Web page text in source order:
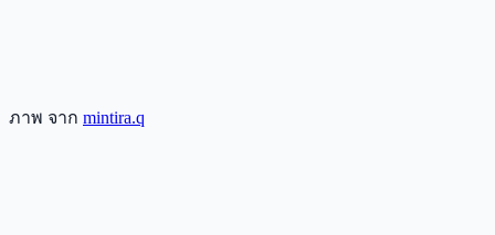
ภาพ จาก mintira.q